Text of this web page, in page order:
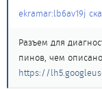
ekramar:lb6av19j
Разъем для
пинов, чем
https://